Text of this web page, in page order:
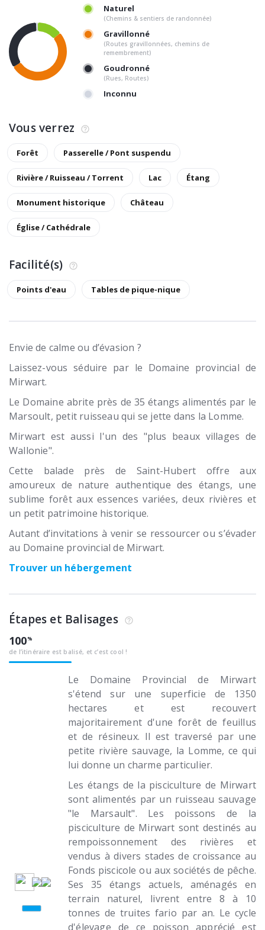
Naturel
(Chemins & sentiers de randonnée)
Gravillonné
(Routes gravillonnées, chemins de
remembrement)
Goudronné
(Rues, Routes)
Inconnu
Vous verrez
Forêt Passerelle / Pont suspendu
Rivière / Ruisseau / Torrent Lac Étang
Monument historique Château
Église / Cathédrale
Facilité(s)
Points d'eau Tables de pique-nique
Envie de calme ou d’évasion ?
Laissez-vous séduire par le Domaine provincial de
Mirwart.
Le Domaine abrite près de 35 étangs alimentés par le
Marsoult, petit ruisseau qui se jette dans la Lomme.
Mirwart est aussi l'un des "plus beaux villages de
Wallonie".
Cette balade près de Saint-Hubert offre aux
amoureux de nature authentique des étangs, une
sublime forêt aux essences variées, deux rivières et
un petit patrimoine historique.
Autant d’invitations à venir se ressourcer ou s’évader
au Domaine provincial de Mirwart.
Trouver un hébergement
Étapes et Balisages
100
de l’itinéraire est balisé, et c’est cool !
Le Domaine Provincial de Mirwart
s'étend sur une superficie de 1350
hectares et est recouvert
majoritairement d'une forêt de feuillus
et de résineux. Il est traversé par une
petite rivière sauvage, la Lomme, ce qui
lui donne un charme particulier.
Les étangs de la pisciculture de Mirwart
sont alimentés par un ruisseau sauvage
"le Marsault". Les poissons de la
pisciculture de Mirwart sont destinés au
rempoissonnement des rivières et
vendus à divers stades de croissance au
Fonds piscicole ou aux sociétés de pêche.
Ses 35 étangs actuels, aménagés en
terrain naturel, livrent entre 8 à 10
tonnes de truites fario par an. Le cycle
d'élevage de ce poisson apprécié est